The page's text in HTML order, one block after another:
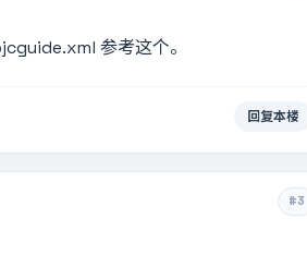
参考这个。
回复本楼
#3